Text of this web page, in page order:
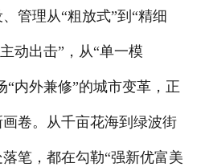
理从“粗放式”到“精细
动出击”，从“单一模
“内外兼修”的城市变革，正
卷。从千亩花海到绿波街
笔，都在勾勒“强新优富美